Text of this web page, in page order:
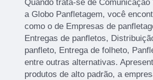
Quando trata-se de Comunicação
a Globo Panfletagem, você
como o de Empresas de
Entregas de panfletos,
panfleto, Entrega de folheto,
entre outras alternativas.
produtos de alto padrão, a